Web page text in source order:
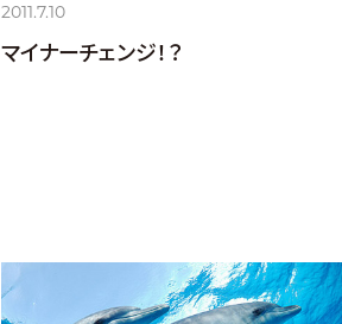
2011.7.10
マイナーチェンジ！？